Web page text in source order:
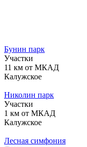
Бунин парк
Участки
11 км от МКАД
Калужское
Николин парк
Участки
1 км от МКАД
Калужское
Лесная симфония